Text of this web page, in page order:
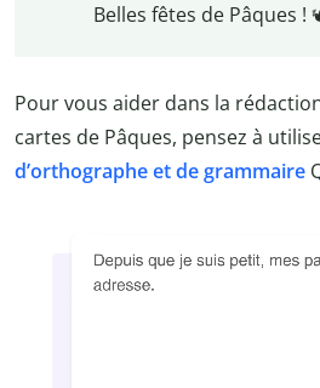
Belles fêtes de Pâques !
Pour vous aider dans la
cartes de Pâques, pensez à
d’orthographe et de grammaire